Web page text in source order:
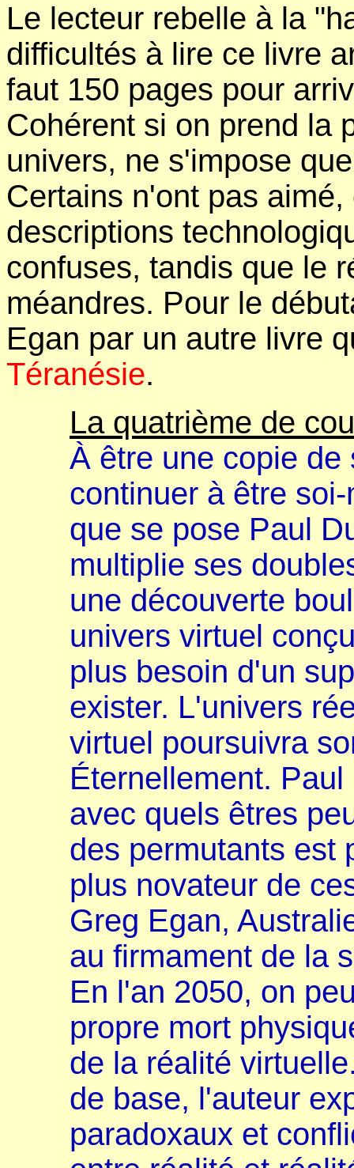
Le lecteur rebelle à la
difficultés à lire ce livre
faut 150 pages pour
Cohérent si on prend la
univers, ne s'impose
Certains n'ont pas
descriptions
confuses, tandis que le
méandres. Pour le
Egan par un autre livre
Téranésie.
La quatrième de
À être une copie de
continuer à être
que se pose Paul
multiplie ses
une découverte
univers virtuel
plus besoin d'un
exister. L'univers
virtuel poursuivra
Éternellement.
avec quels êtres
des permutants est
plus novateur de
Greg Egan,
au firmament de la
En l'an 2050, on
propre mort
de la réalité
de base, l'auteur
paradoxaux et